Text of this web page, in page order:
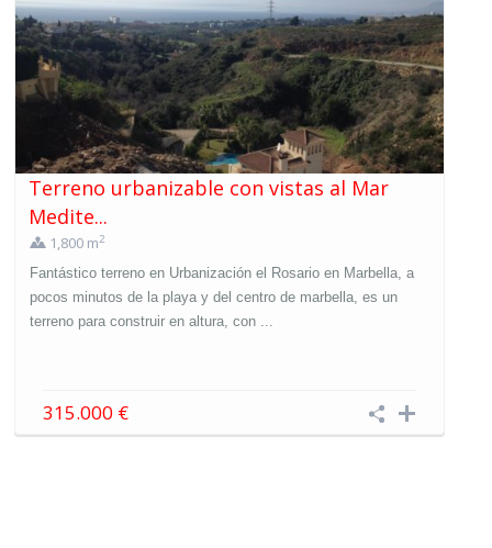
Terreno urbanizable con vistas al Mar
Medite...
1,800 m2
Fantástico terreno en Urbanización el Rosario en Marbella, a
pocos minutos de la playa y del centro de marbella, es un
terreno para construir en altura, con ...
315.000 €